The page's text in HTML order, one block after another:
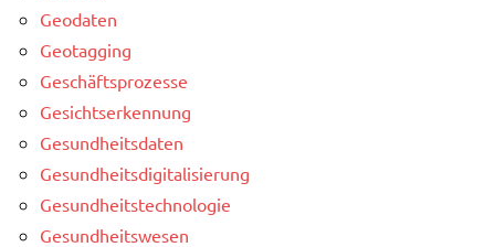
Geodaten
Geotagging
Geschäftsprozesse
Gesichtserkennung
Gesundheitsdaten
Gesundheitsdigitalisierung
Gesundheitstechnologie
Gesundheitswesen